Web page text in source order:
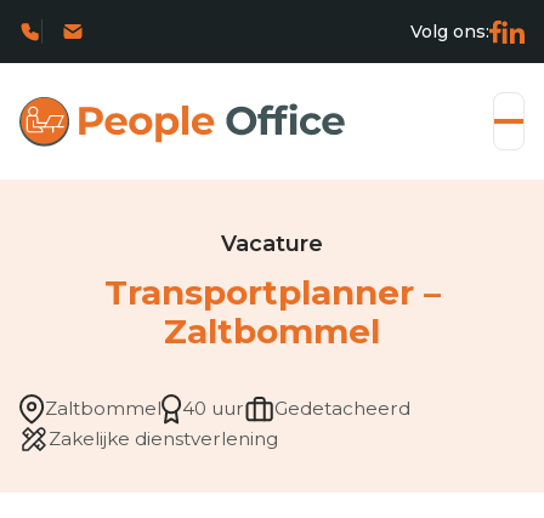
Volg ons:
Vacature
Transportplanner –
Zaltbommel
Zaltbommel 40 uur
Gedetacheerd
Zakelijke dienstverlening